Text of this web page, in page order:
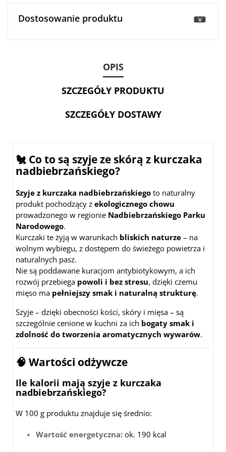
Dostosowanie produktu >
OPIS
SZCZEGÓŁY PRODUKTU
SZCZEGÓŁY DOSTAWY
🐔 Co to są szyje ze skórą z kurczaka
nadbiebrzańskiego?
Szyje z kurczaka nadbiebrzańskiego to naturalny
produkt pochodzący z ekologicznego chowu
prowadzonego w regionie Nadbiebrzańskiego Parku
Narodowego.
Kurczaki te żyją w warunkach bliskich naturze – na
wolnym wybiegu, z dostępem do świeżego powietrza i
naturalnych pasz.
Nie są poddawane kuracjom antybiotykowym, a ich
rozwój przebiega powoli i bez stresu, dzięki czemu
mięso ma pełniejszy smak i naturalną strukturę.
Szyje – dzięki obecności kości, skóry i mięsa – są
szczególnie cenione w kuchni za ich bogaty smak i
zdolność do tworzenia aromatycznych wywarów.
🧠 Wartości odżywcze
Ile kalorii mają szyje z kurczaka
nadbiebrzańskiego?
W 100 g produktu znajduje się średnio:
Wartość energetyczna: ok. 190 kcal